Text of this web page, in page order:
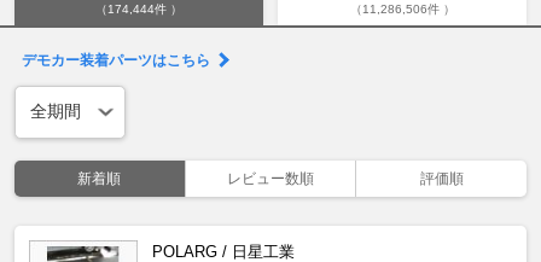
（174,444件 ） （11,286,506件 ）
デモカー装着パーツはこちら
新着順 レビュー数順 評価順
POLARG / 日星工業